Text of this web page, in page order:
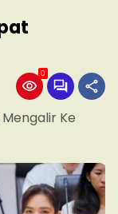
0
Ke